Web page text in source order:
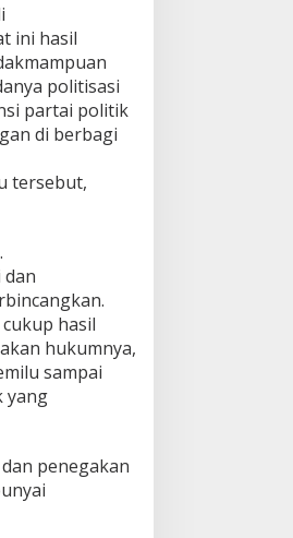
ini hasil
politisasi
partai politik
di berbagi
tersebut,
hasil
hukumnya,
sampai
yang
penegakan